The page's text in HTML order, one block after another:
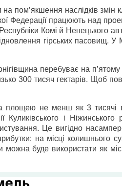
пом’якшення наслідків змін
Федерації працюють над
Комі й Ненецького
гірських пасовищ. У
перебуває на п’ятому
300 тисяч гектарів. Щоб
не менш як 3 тисячі
і Ніжинського
Це вигідно
на місці колишнього
можна буде використати як